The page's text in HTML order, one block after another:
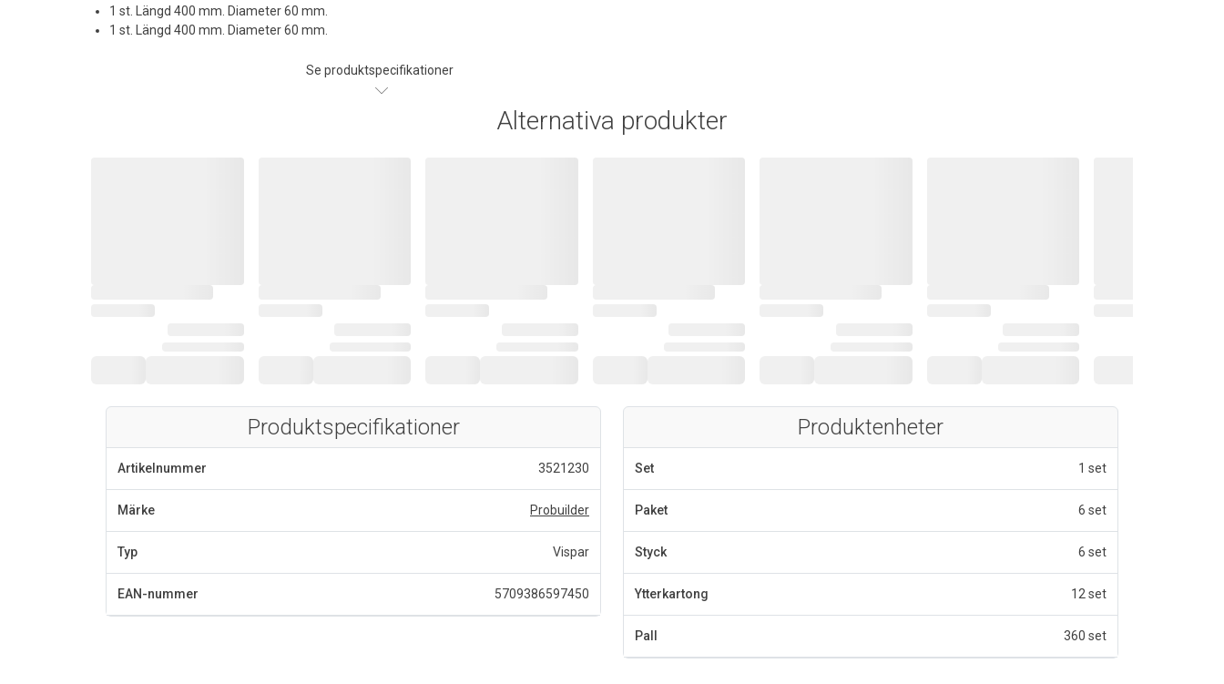
1 st. Längd 400 mm. Diameter 60 mm.
1 st. Längd 400 mm. Diameter 60 mm.
Se produktspecifikationer
Alternativa produkter
Produktspecifikationer
Artikelnummer 3521230
Märke Probuilder
Typ Vispar
EAN-nummer 5709386597450
Produktenheter
Set 1 set
Paket 6 set
Styck 6 set
Ytterkartong 12 set
Pall 360 set